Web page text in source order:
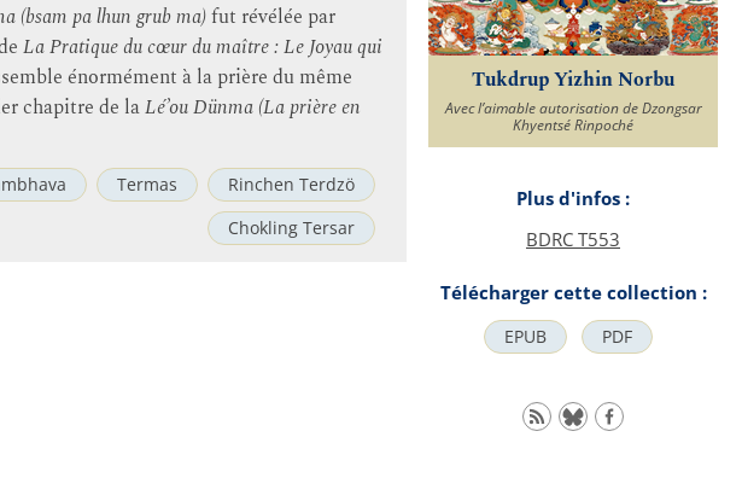
(bsam pa lhun grub ma)fut révélée par
La Pratique du cœur du maître : Le Joyau qui
énormément à la prière du même
chapitre de laLé’ou Dünma (La prière en
Termas
Rinchen Terdzö
Chokling Tersar
Tukdrup Yizhin Norbu
Avec l’aimable autorisation de Dzongsar
Khyentsé Rinpoché
Plus d'infos :
BDRC T553
Télécharger cette collection :
EPUB PDF